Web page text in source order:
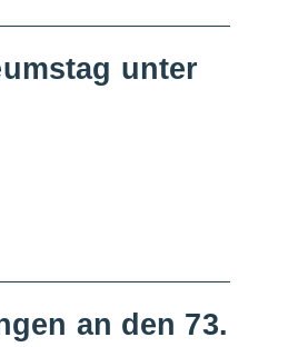
unter
an den 73.